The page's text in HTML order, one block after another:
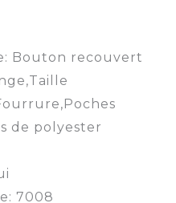
Bouton recouvert
de polyester
7008